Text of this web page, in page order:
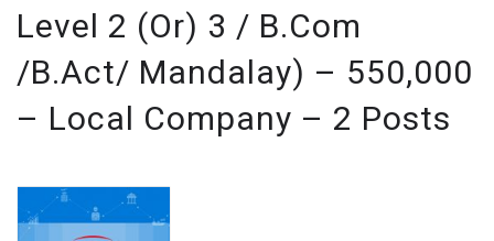
Level 2 (or) 3 / B.com
/B.Act/ Mandalay) – 550,000
– Local Company – 2 Posts